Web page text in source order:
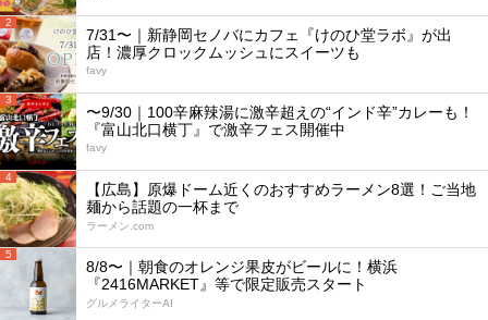
2
7/31〜｜新静岡セノバにカフェ『けのひ堂ラボ』が出
店！濃厚クロックムッシュにスイーツも
favy
3
〜9/30｜100辛麻辣湯に激辛超えの“インド辛”カレーも！
『富山北口横丁』で激辛フェス開催中
favy
4
【広島】原爆ドーム近くのおすすめラーメン8選！ご当地
麺から話題の一杯まで
ラーメン.com
5
8/8〜｜朝食のオレンジ果皮がビールに！横浜
『2416MARKET』等で限定販売スタート
グルメライターAI